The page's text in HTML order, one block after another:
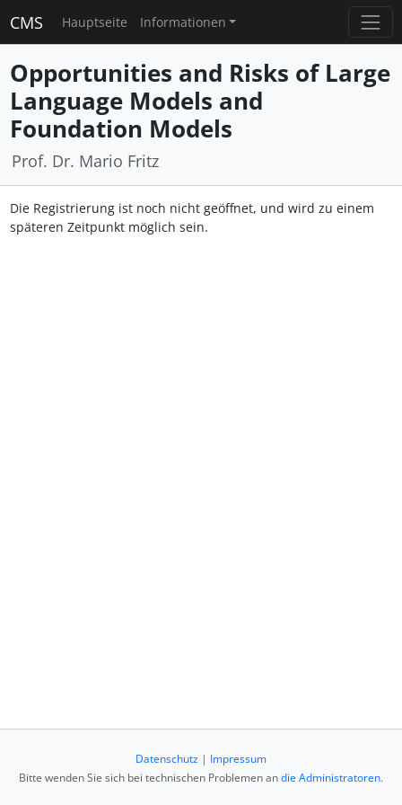
CMS Hauptseite Informationen
Opportunities and Risks of Large
Language Models and
Foundation Models
Prof. Dr. Mario Fritz
Die Registrierung ist noch nicht geöffnet, und wird zu einem
späteren Zeitpunkt möglich sein.
Datenschutz | Impressum
Bitte wenden Sie sich bei technischen Problemen andie Administratoren.